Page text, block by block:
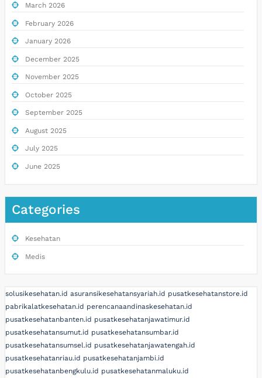
March 2026
February 2026
January 2026
December 2025
November 2025
October 2025
September 2025
August 2025
July 2025
June 2025
Categories
Kesehatan
Medis
solusikesehatan.id asuransikesehatansyariah.id pusatkesehatanstore.id
pabrikalatkesehatan.id perencanaandinaskesehatan.id
pusatkesehatanbanten.id pusatkesehatanjawatimur.id
pusatkesehatansumut.id pusatkesehatansumbar.id
pusatkesehatansumsel.id pusatkesehatanjawatengah.id
pusatkesehatanriau.id pusatkesehatanjambi.id
pusatkesehatanbengkulu.id pusatkesehatanmaluku.id